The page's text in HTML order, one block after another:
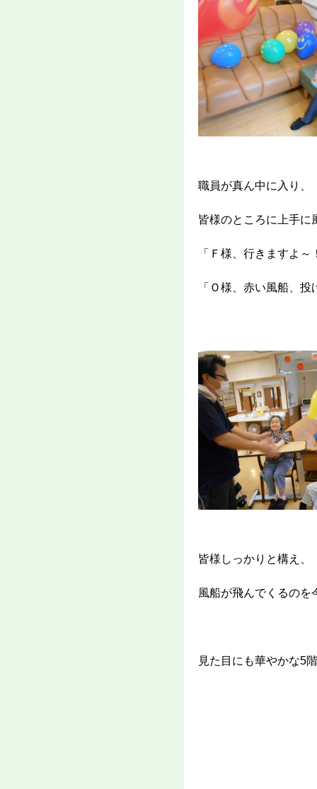
職員が真ん中に入り、
皆様のところに上手に
「Ｆ様、行きますよ～
「Ｏ様、赤い風船、投
皆様しっかりと構え、
風船が飛んでくるのを
見た目にも華やかな5